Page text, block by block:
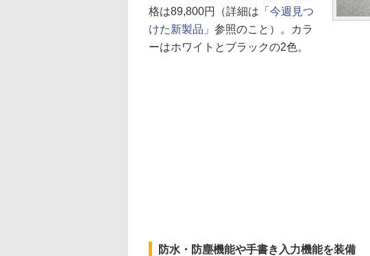
格は89,800円（詳細は「 今週見つ
けた新製品 」参照のこと）。カラ
ーはホワイトとブラックの2色。
防水・防塵機能や手書き入力機能を装備